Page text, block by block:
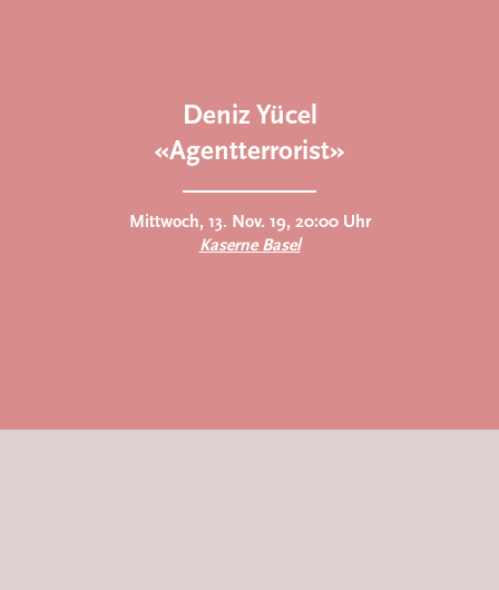
Deniz Yücel
«Agentterrorist»
Mittwoch, 13. Nov. 19, 20:00 Uhr
Kaserne Basel